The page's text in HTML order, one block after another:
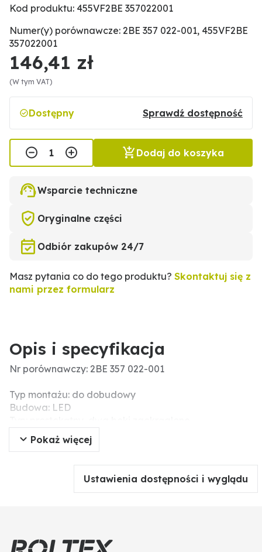
Kod produktu: 455VF2BE 357022001
Numer(y) porównawcze: 2BE 357 022-001, 455VF2BE
357022001
146,41 zł
(W tym VAT)
Dostępny Sprawdź dostępność
Dodaj do koszyka
Wsparcie techniczne
Oryginalne części
Odbiór zakupów 24/7
Masz pytania co do tego produktu? Skontaktuj się z
nami przez formularz
Opis i specyfikacja
Nr porównawczy: 2BE 357 022-001
Typ montażu: do dobudowy
Budowa: LED
Informacje dodatkowe: • liczba funkcji świetlnych: 2
• SVHC: 25550-51-0; bezwodnik
Wymiary szer. x wys. x gł. (mm): 165 x 58 x 31
Wysokość (mm): 58
- 2,3 W 24V: 0,10 A - 2,3 W lampa pozycyjna: 12V: 0,06
A - 0,8 W 24V: 0,03 A - 0,8 W
Pokaż więcej
Ustawienia dostępności i wyglądu